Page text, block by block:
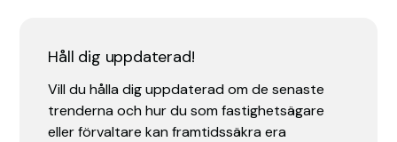
Håll dig uppdaterad!
Vill du hålla dig uppdaterad om de senaste
trenderna och hur du som fastighetsägare
eller förvaltare kan framtidssäkra era